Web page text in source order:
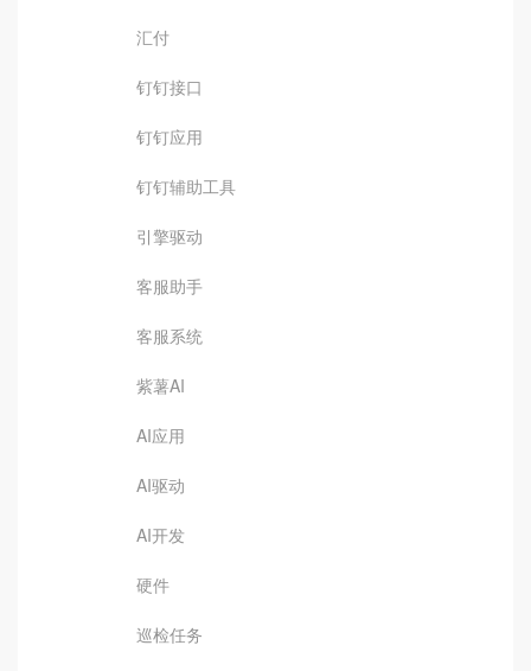
汇付
钉钉接口
钉钉应用
钉钉辅助工具
引擎驱动
客服助手
客服系统
紫薯AI
AI应用
AI驱动
AI开发
硬件
巡检任务